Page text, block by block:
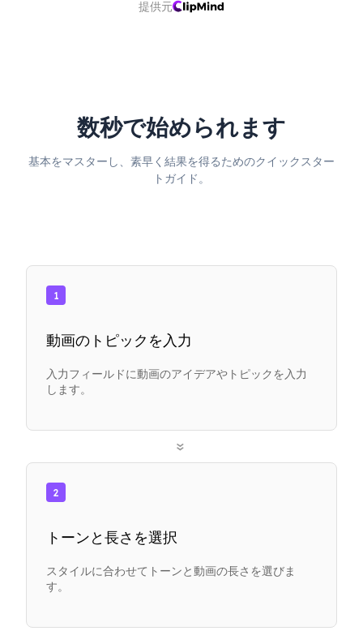
提供元
数秒で始められます
基本をマスターし、素早く結果を得るためのクイックスター
トガイド。
1
動画のトピックを入力
入力フィールドに動画のアイデアやトピックを入力
します。
»
2
トーンと長さを選択
スタイルに合わせてトーンと動画の長さを選びま
す。